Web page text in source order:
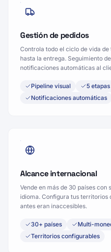
Gestión de pedidos
Controla todo el ciclo de vida
hasta la entrega. Seguimiento
notificaciones automáticas al
Pipeline visual
5
Notificaciones automáticas
Alcance internacional
Vende en más de 30 países
idioma. Configura tus territorios
antes eran inaccesibles.
30+ países Multi-
Territorios configurables